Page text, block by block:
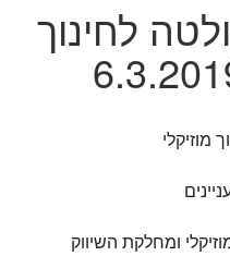
לחינוך
מוזיקלי
ומחלקת השיווק